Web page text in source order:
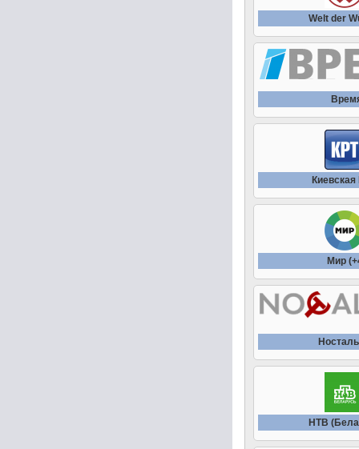
Welt der
Киевская
Мир
НТВ